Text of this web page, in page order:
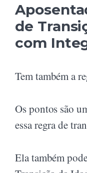
de
com
Tem também a
Os pontos são
essa regra de
Ela também